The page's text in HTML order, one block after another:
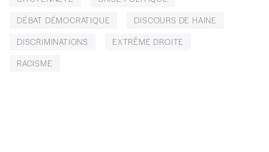
cours ou vous commandez au numéro.
Vous indiquez si vous souhaitez recevoir la
revue en format papier ou numérique.
Vous versez le montant de votre choix sur le
DÉBAT DÉMOCRATIQUE
DISCOURS DE HAINE
DISCRIMINATIONS
EXTRÊME DROITE
RACISME